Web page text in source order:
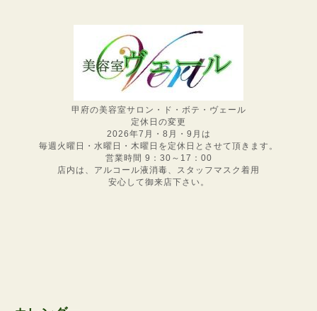
甲府の美容室サロン・ド・ボテ・ヴェール
定休日の変更
2026年7月・8月・9月は
毎週火曜日・水曜日・木曜日を定休日とさせて頂きます。
営業時間 9：30～17：00
店内は、アルコール液消毒、スタッフマスク着用
安心して御来店下さい。